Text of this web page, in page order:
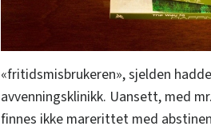
«fritidsmisbrukeren», sjelden
avvenningsklinikk. Uansett, med
finnes ikke marerittet med